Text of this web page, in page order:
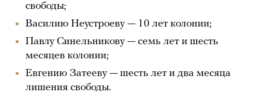
свободы;
Василию Неустроеву — 10 лет колонии;
Павлу Синельникову — семь лет и шесть
месяцев колонии;
Евгению Затееву — шесть лет и два месяца
лишения свободы.